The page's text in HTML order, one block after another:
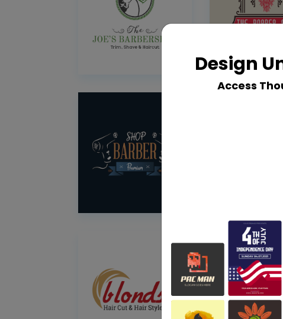
Design
Access